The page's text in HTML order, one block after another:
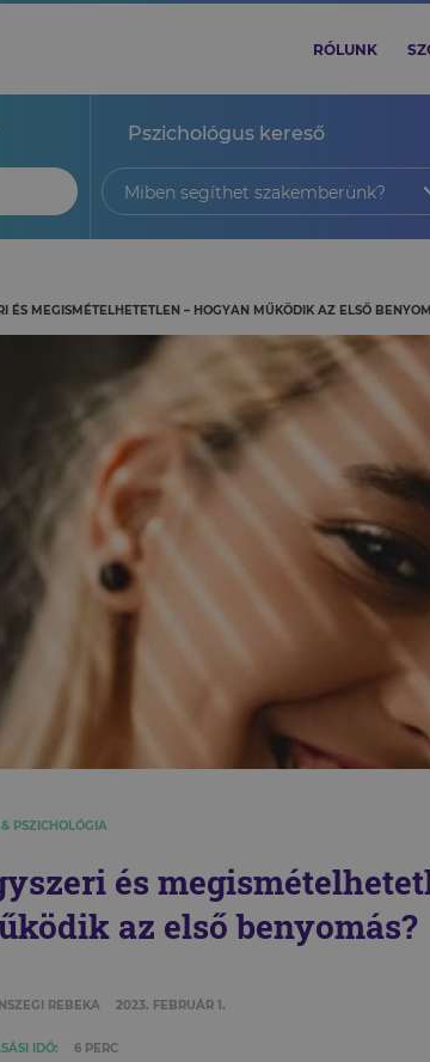
RÓLUNK
Pszichológus kereső
Miben segíthet szakemberünk?
ÉS MEGISMÉTELHETETLEN – HOGYAN MŰKÖDIK AZ ELSŐ
PSZICHOLÓGIA
és
az első benyomás?
REBEKA 2023. FEBRUÁR 1.
IDŐ: 6 PERC